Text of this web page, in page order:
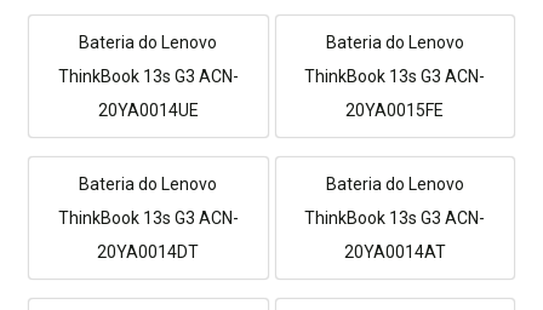
Bateria do Lenovo
ThinkBook 13s G3 ACN-
20YA0014UE
Bateria do Lenovo
ThinkBook 13s G3 ACN-
20YA0015FE
Bateria do Lenovo
ThinkBook 13s G3 ACN-
20YA0014DT
Bateria do Lenovo
ThinkBook 13s G3 ACN-
20YA0014AT